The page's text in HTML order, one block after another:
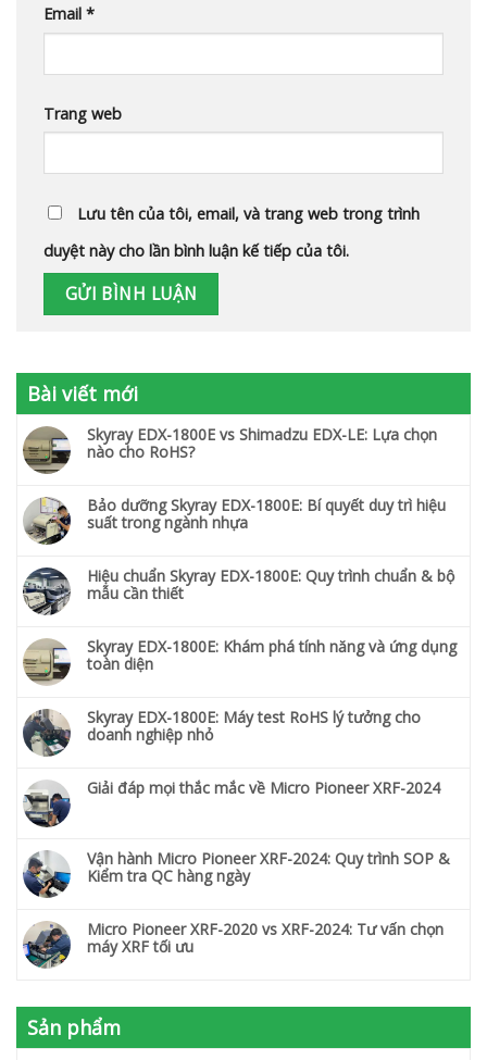
Email *
Trang web
Lưu tên của tôi, email, và trang web trong trình
duyệt này cho lần bình luận kế tiếp của tôi.
Bài viết mới
Skyray EDX-1800E vs Shimadzu EDX-LE: Lựa chọn
nào cho RoHS?
Bảo dưỡng Skyray EDX-1800E: Bí quyết duy trì hiệu
suất trong ngành nhựa
Hiệu chuẩn Skyray EDX-1800E: Quy trình chuẩn & bộ
mẫu cần thiết
Skyray EDX-1800E: Khám phá tính năng và ứng dụng
toàn diện
Skyray EDX-1800E: Máy test RoHS lý tưởng cho
doanh nghiệp nhỏ
Giải đáp mọi thắc mắc về Micro Pioneer XRF-2024
Vận hành Micro Pioneer XRF-2024: Quy trình SOP &
Kiểm tra QC hàng ngày
Micro Pioneer XRF-2020 vs XRF-2024: Tư vấn chọn
máy XRF tối ưu
Sản phẩm